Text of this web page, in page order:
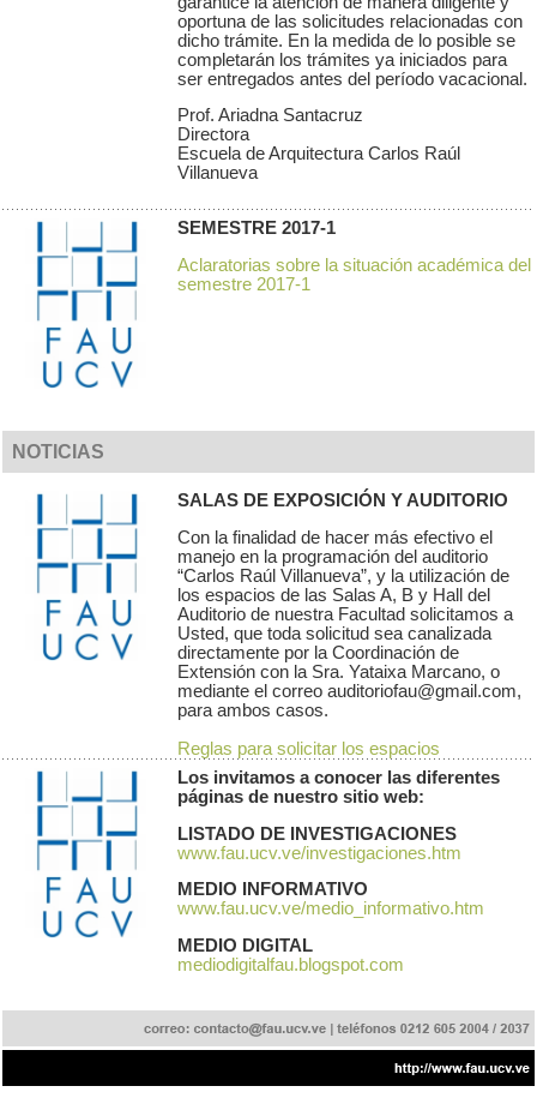
oportuna de las solicitudes relacionadas con
dicho trámite. En la medida de lo posible se
completarán los trámites ya iniciados para
ser entregados antes del período vacacional.
Prof. Ariadna Santacruz
Directora
Escuela de Arquitectura Carlos Raúl
Villanueva
SEMESTRE 2017-1
Aclaratorias sobre la situación académica del
semestre 2017-1
NOTICIAS
SALAS DE EXPOSICIÓN Y AUDITORIO
Con la finalidad de hacer más efectivo el
manejo en la programación del auditorio
“Carlos Raúl Villanueva”, y la utilización de
los espacios de las Salas A, B y Hall del
Auditorio de nuestra Facultad solicitamos a
Usted, que toda solicitud sea canalizada
directamente por la Coordinación de
Extensión con la Sra. Yataixa Marcano, o
mediante el correo auditoriofau@gmail.com,
para ambos casos.
Reglas para solicitar los espacios
Los invitamos a conocer las diferentes
páginas de nuestro sitio web:
LISTADO DE INVESTIGACIONES
www.fau.ucv.ve/investigaciones.htm
MEDIO INFORMATIVO
www.fau.ucv.ve/medio_informativo.htm
MEDIO DIGITAL
mediodigitalfau.blogspot.com